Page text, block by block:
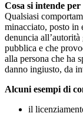
Cosa si intende
Qualsiasi
minacciato, posto in
denuncia
pubblica e che
alla persona che ha
danno ingiusto, da
Alcuni esempi di
il